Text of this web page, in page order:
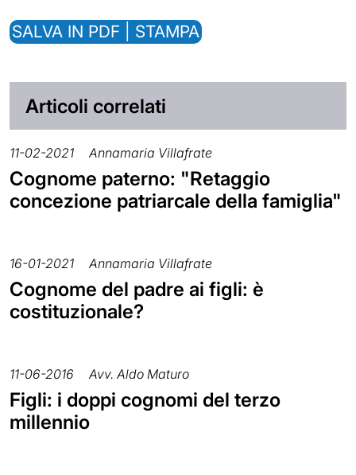
SALVA IN PDF | STAMPA
Articoli correlati
11-02-2021 Annamaria Villafrate
Cognome paterno: "Retaggio
concezione patriarcale della famiglia"
16-01-2021 Annamaria Villafrate
Cognome del padre ai figli: è
costituzionale?
11-06-2016 Avv. Aldo Maturo
Figli: i doppi cognomi del terzo
millennio